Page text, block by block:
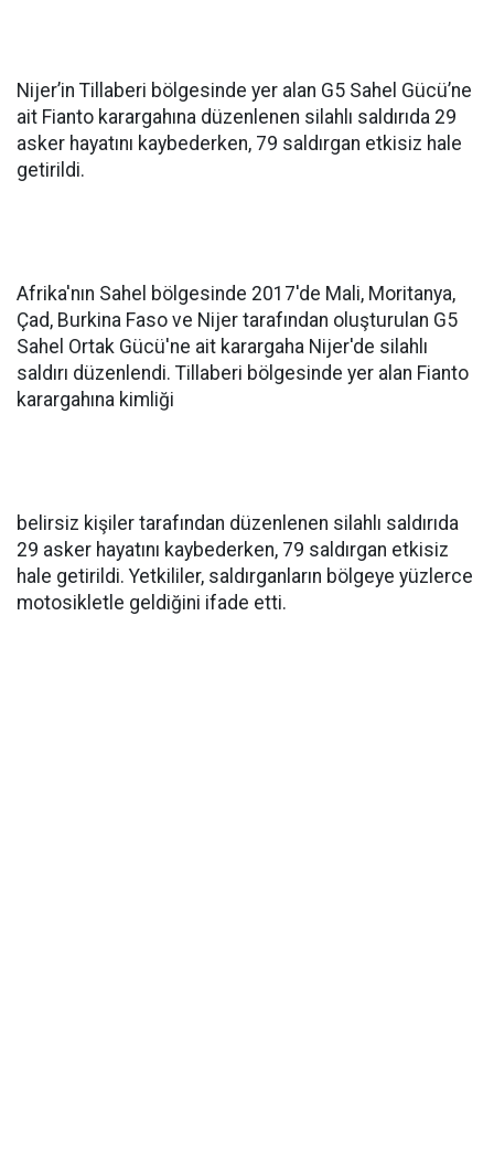
Nijer’in Tillaberi bölgesinde yer alan G5 Sahel Gücü’ne
ait Fianto karargahına düzenlenen silahlı saldırıda 29
asker hayatını kaybederken, 79 saldırgan etkisiz hale
getirildi.
Afrika'nın Sahel bölgesinde 2017'de Mali, Moritanya,
Çad, Burkina Faso ve Nijer tarafından oluşturulan G5
Sahel Ortak Gücü'ne ait karargaha Nijer'de silahlı
saldırı düzenlendi. Tillaberi bölgesinde yer alan Fianto
karargahına kimliği
belirsiz kişiler tarafından düzenlenen silahlı saldırıda
29 asker hayatını kaybederken, 79 saldırgan etkisiz
hale getirildi. Yetkililer, saldırganların bölgeye yüzlerce
motosikletle geldiğini ifade etti.